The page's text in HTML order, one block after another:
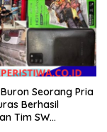
Kepulauan Meranti
Seorang Pria
Berhasil
Tim SW